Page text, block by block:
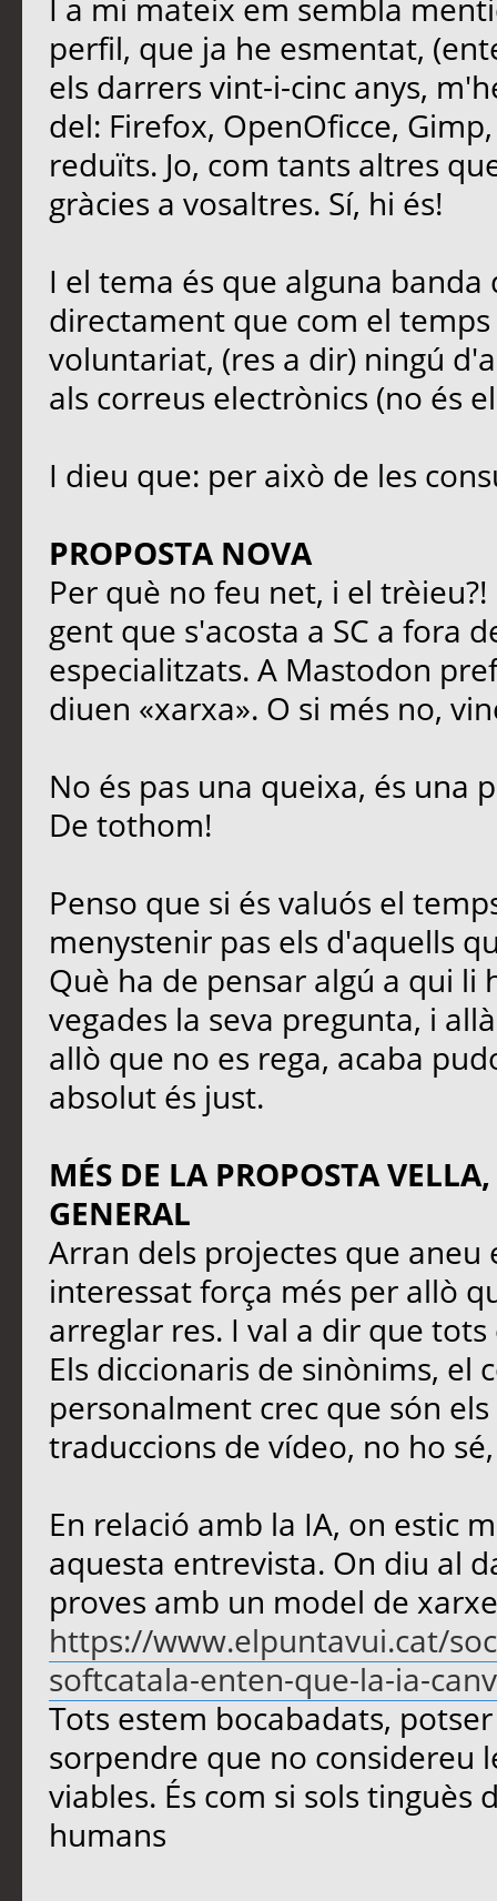
I a mi mateix em sembla
perfil, que ja he esmentat,
els darrers vint-i-cinc anys,
del: Firefox, OpenOficce,
reduïts. Jo, com tants altres
gràcies a vosaltres. Sí, hi és!
I el tema és que alguna
directament que com el
voluntariat, (res a dir) ningú
als correus electrònics (no és
I dieu que: per això de les
PROPOSTA NOVA
Per què no feu net, i el
gent que s'acosta a SC a fora
especialitzats. A Mastodon
diuen «xarxa». O si més no,
No és pas una queixa, és
De tothom!
Penso que si és valuós el
menystenir pas els d'aquells
Què ha de pensar algú a qui li
vegades la seva pregunta, i
allò que no es rega, acaba
absolut és just.
MÉS DE LA PROPOSTA
GENERAL
Arran dels projectes que
interessat força més per allò
arreglar res. I val a dir que
Els diccionaris de sinònims,
personalment crec que són
traduccions de vídeo, no ho
En relació amb la IA, on estic
aquesta entrevista. On diu al
proves amb un model de
https://www.elpuntavui.cat/
softcatala-enten-que-la-ia-
Tots estem bocabadats,
sorpendre que no considereu
viables. És com si sols tinguès
humans